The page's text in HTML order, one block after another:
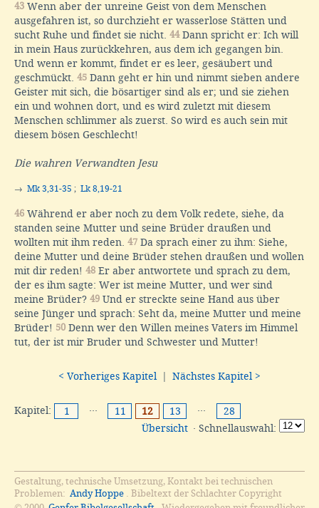
43 Wenn aber der unreine Geist von dem Menschen
ausgefahren ist, so durchzieht er wasserlose Stätten und
sucht Ruhe und findet sie nicht. 44Dann spricht er: Ich will
in mein Haus zurückkehren, aus dem ich gegangen bin.
Und wenn er kommt, findet er es leer, gesäubert und
geschmückt. 45 Dann geht er hin und nimmt sieben andere
Geister mit sich, die bösartiger sind als er; und sie ziehen
ein und wohnen dort, und es wird zuletzt mit diesem
Menschen schlimmer als zuerst. So wird es auch sein mit
diesem bösen Geschlecht!
Die wahren Verwandten Jesu
→ Mk 3,31-35 ; Lk 8,19-21
46 Während er aber noch zu dem Volk redete, siehe, da
standen seine Mutter und seine Brüder draußen und
wollten mit ihm reden. 47 Da sprach einer zu ihm: Siehe,
deine Mutter und deine Brüder stehen draußen und wollen
mit dir reden! 48 Er aber antwortete und sprach zu dem,
der es ihm sagte: Wer ist meine Mutter, und wer sind
meine Brüder? 49 Und er streckte seine Hand aus über
seine Jünger und sprach: Seht da, meine Mutter und meine
Brüder! 50 Denn wer den Willen meines Vaters im Himmel
tut, der ist mir Bruder und Schwester und Mutter!
< Vorheriges Kapitel | Nächstes Kapitel >
Kapitel: 1 ··· 11 12 13 ···
28
Übersicht · Schnellauswahl:
Gestaltung, technische Umsetzung, Kontakt bei technischen
Problemen: Andy Hoppe
. Bibeltext der Schlachter Copyright